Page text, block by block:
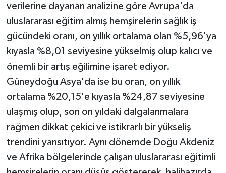
verilerine dayanan analizine göre Avrupa'da
uluslararası eğitim almış hemşirelerin sağlık iş
gücündeki oranı, on yıllık ortalama olan %5,96'ya
kıyasla %8,01 seviyesine yükselmiş olup kalıcı ve
önemli bir artış eğilimine işaret ediyor.
Güneydoğu Asya'da ise bu oran, on yıllık
ortalama %20,15'e kıyasla %24,87 seviyesine
ulaşmış olup, son on yıldaki dalgalanmalara
rağmen dikkat çekici ve istikrarlı bir yükseliş
trendini yansıtıyor. Aynı dönemde Doğu Akdeniz
ve Afrika bölgelerinde çalışan uluslararası eğitimli